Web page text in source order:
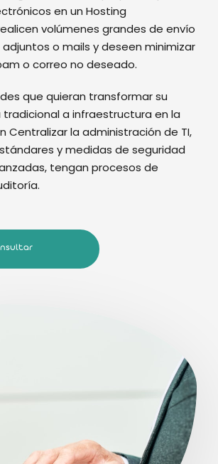
en un Hosting
volúmenes grandes de envío
o mails y deseen minimizar
o correo no deseado.
que quieran transformar su
a infraestructura en la
Centralizar la administración de TI,
y medidas de seguridad
tengan procesos de